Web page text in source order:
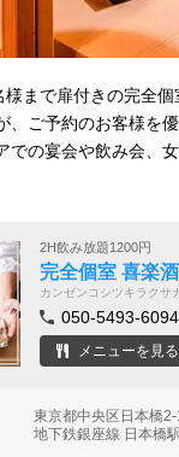
まで扉付きの完全
、ご予約のお客様を
での宴会や飲み会、
2H飲み放題1200円
完全個室 喜楽
カンゼンコシツキラクサ
050-5493-6094
メニューを見る
東京都中央区日本橋
地下鉄銀座線 日本橋